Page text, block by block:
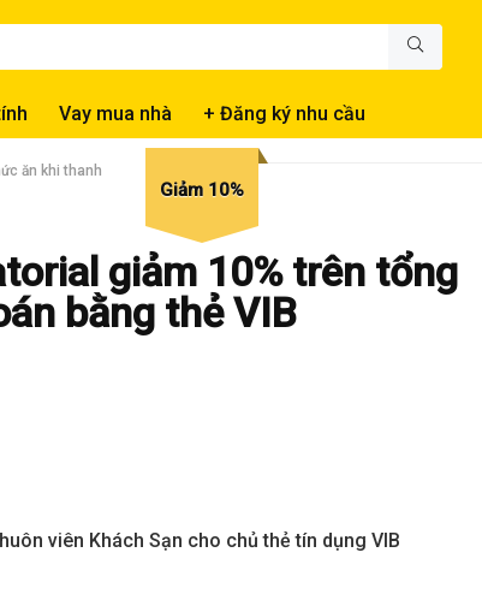
Vay mua nhà + Đăng ký nhu cầu
Giảm 10%
ăn khi thanh
giảm 10% trên tổng
bằng thẻ VIB
viên Khách Sạn cho chủ thẻ tín dụng VIB